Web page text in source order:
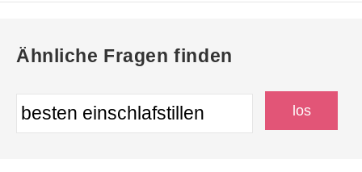
Ähnliche Fragen finden